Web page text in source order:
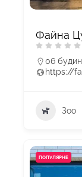
Файна
06
https://
Зоо
ПОПУЛЯРНЕ